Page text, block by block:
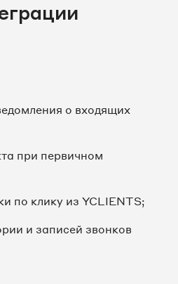
о входящих
при первичном
по клику из YCLIENTS;
и записей звонков